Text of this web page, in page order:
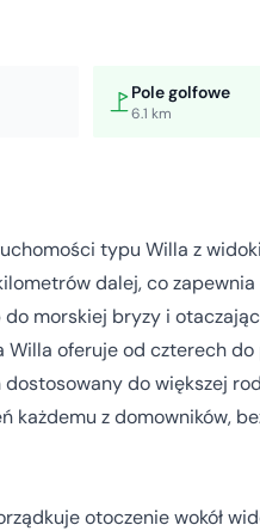
Pole golfowe
6.1 km
typu Willa z
dalej, co
morskiej bryzy i
oferuje od czterech
dostosowany do większej
każdemu z domowników,
otoczenie wokół